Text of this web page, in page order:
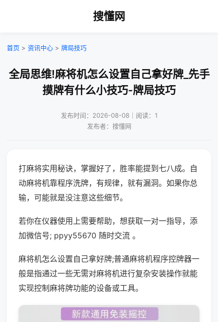
搜懂网
首页 > 资讯中心 > 牌局技巧
全局思维!麻将机怎么设置自己拿好牌_先手
摸牌有什么小技巧-牌局技巧
发布时间：2026-08-08｜阅读：1
发布者：搜懂网
打麻将实用秘诀，掌握好了，胜率能提到七八成。自
动麻将机靠程序洗牌，有规律，就有漏洞。如果你总
输，可能就是没注意这些细节。
若你在仪器使用上需要帮助，想获取一对一指导，添
加微信号; ppyy55670 随时交流 。
麻将机怎么设置自己拿好牌;普通麻将机程序控牌器一
般是指通过一些无需对麻将机进行复杂安装操作就能
实现控制麻将牌功能的设备或工具。